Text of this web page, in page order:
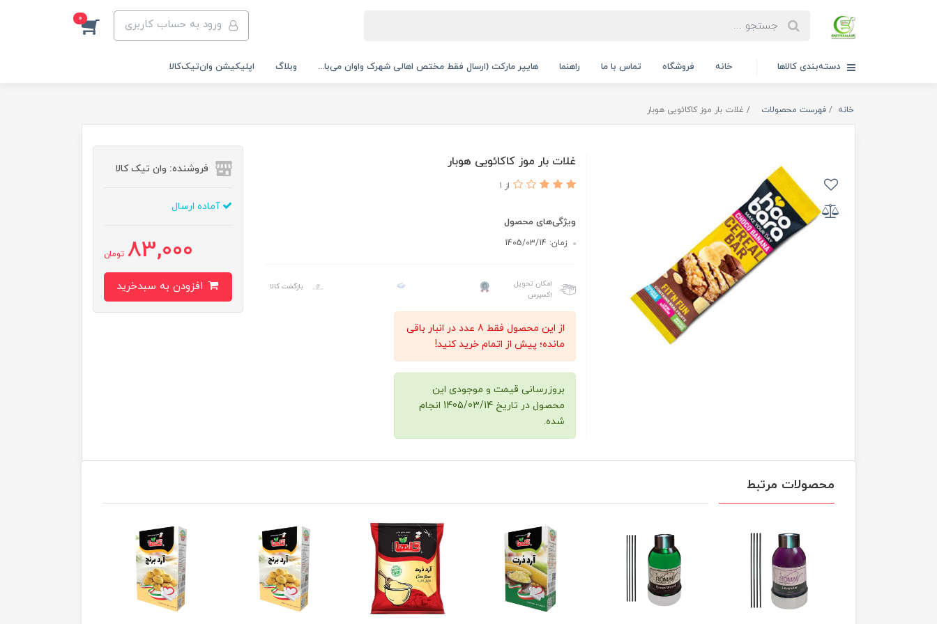
ورود به حساب کاربری 0
دسته‌بندی کالاها خانه فروشگاه تماس با ما راهنما هایپر مارکت (ارسال فقط مختص اهالی شهرک واوان می‌با... وبلاگ اپلیکیشن وان‌تیک‌کالا‌
خانه فهرست محصولات غلات بار موز کاکائویی هوبار
غلات بار موز کاکائویی هوبار
از 1
ویژگی‌های محصول
زمان: 1405/03/14
امکان تحویل
اکسپرس
بازگشت کالا
از این محصول فقط 8 عدد در انبار باقی
مانده؛ پیش از اتمام خرید کنید!
بروزرسانی قیمت و موجودی این
محصول در تاریخ 1405/03/14 انجام
شده.
فروشنده: وان تیک کالا
آماده ارسال
83,000 تومان
محصولات مرتبط